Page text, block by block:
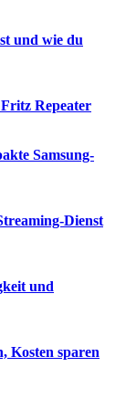
und wie du
Repeater
Samsung-
Dienst
und
Kosten sparen